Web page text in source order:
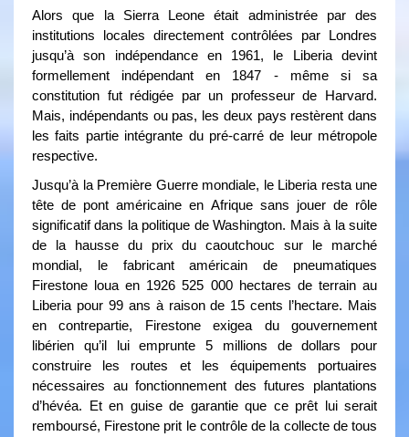
Alors que la Sierra Leone était administrée par des
institutions locales directement contrôlées par Londres
jusqu’à son indépendance en 1961, le Liberia devint
formellement indépendant en 1847 - même si sa
constitution fut rédigée par un professeur de Harvard.
Mais, indépendants ou pas, les deux pays restèrent dans
les faits partie intégrante du pré-carré de leur métropole
respective.
Jusqu’à la Première Guerre mondiale, le Liberia resta une
tête de pont américaine en Afrique sans jouer de rôle
significatif dans la politique de Washington. Mais à la suite
de la hausse du prix du caoutchouc sur le marché
mondial, le fabricant américain de pneumatiques
Firestone loua en 1926 525 000 hectares de terrain au
Liberia pour 99 ans à raison de 15 cents l’hectare. Mais
en contrepartie, Firestone exigea du gouvernement
libérien qu’il lui emprunte 5 millions de dollars pour
construire les routes et les équipements portuaires
nécessaires au fonctionnement des futures plantations
d’hévéa. Et en guise de garantie que ce prêt lui serait
remboursé, Firestone prit le contrôle de la collecte de tous